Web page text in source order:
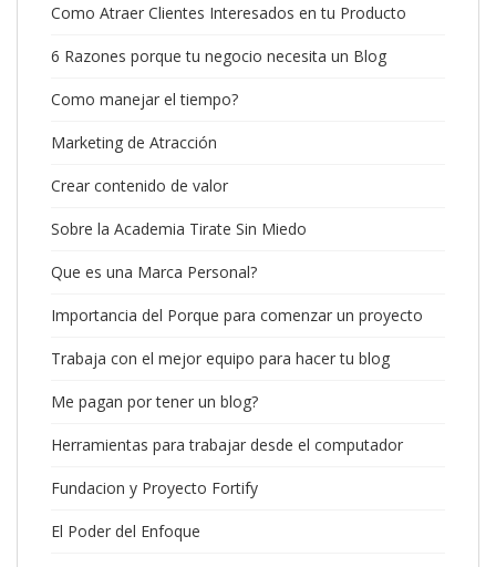
Como Atraer Clientes Interesados en tu Producto
6 Razones porque tu negocio necesita un Blog
Como manejar el tiempo?
Marketing de Atracción
Crear contenido de valor
Sobre la Academia Tirate Sin Miedo
Que es una Marca Personal?
Importancia del Porque para comenzar un proyecto
Trabaja con el mejor equipo para hacer tu blog
Me pagan por tener un blog?
Herramientas para trabajar desde el computador
Fundacion y Proyecto Fortify
El Poder del Enfoque